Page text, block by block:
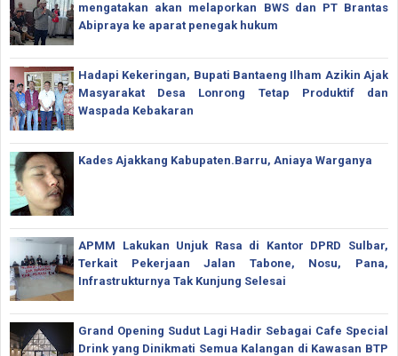
mengatakan akan melaporkan BWS dan PT Brantas
Abipraya ke aparat penegak hukum
Hadapi Kekeringan, Bupati Bantaeng Ilham Azikin Ajak
Masyarakat Desa Lonrong Tetap Produktif dan
Waspada Kebakaran
Kades Ajakkang Kabupaten.Barru, Aniaya Warganya
APMM Lakukan Unjuk Rasa di Kantor DPRD Sulbar,
Terkait Pekerjaan Jalan Tabone, Nosu, Pana,
Infrastrukturnya Tak Kunjung Selesai
Grand Opening Sudut Lagi Hadir Sebagai Cafe Special
Drink yang Dinikmati Semua Kalangan di Kawasan BTP